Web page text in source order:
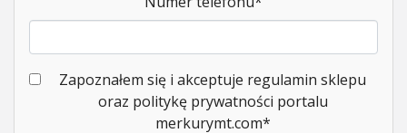
Zapoznałem się i akceptuje regulamin sklepu
oraz politykę prywatności portalu
merkurymt.com*